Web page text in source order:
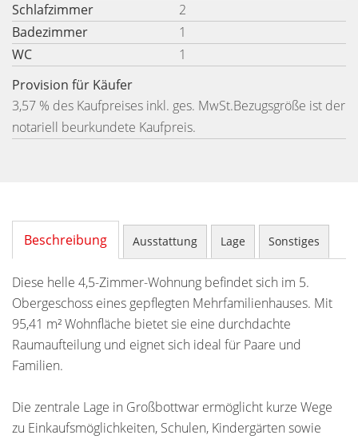
Schlafzimmer
2
Badezimmer
1
WC
1
Provision für Käufer
3,57 % des Kaufpreises inkl. ges. MwSt.Bezugsgröße ist der
notariell beurkundete Kaufpreis.
Beschreibung Ausstattung Lage Sonstiges
Diese helle 4,5-Zimmer-Wohnung befindet sich im 5.
Obergeschoss eines gepflegten Mehrfamilienhauses. Mit
95,41 m² Wohnfläche bietet sie eine durchdachte
Raumaufteilung und eignet sich ideal für Paare und
Familien.
Die zentrale Lage in Großbottwar ermöglicht kurze Wege
zu Einkaufsmöglichkeiten, Schulen, Kindergärten sowie